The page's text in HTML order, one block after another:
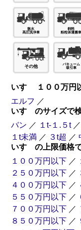
その他
いすゞ １００万円
エルフ ／
いすゞのサイズで
バン ／ １t-１.５t ／
１t未満 ／ ３t超 ／
いすゞの上限価格
１００万円以下 ／
２５０万円以下 ／
４００万円以下 ／
５５０万円以下 ／
７００万円以下 ／
８５０万円以下 ／